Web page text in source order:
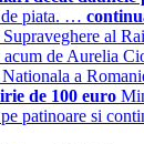
de piata. …
al
de Aurelia
Nationala a
de 100 euro
patinoare si